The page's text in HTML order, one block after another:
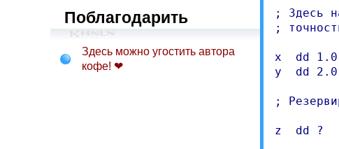
Поблагодарить
Здесь можно угостить автора
кофе! ❤
; Здесь
;
x  dd 1.0
y  dd 2.0
;
z  dd ?